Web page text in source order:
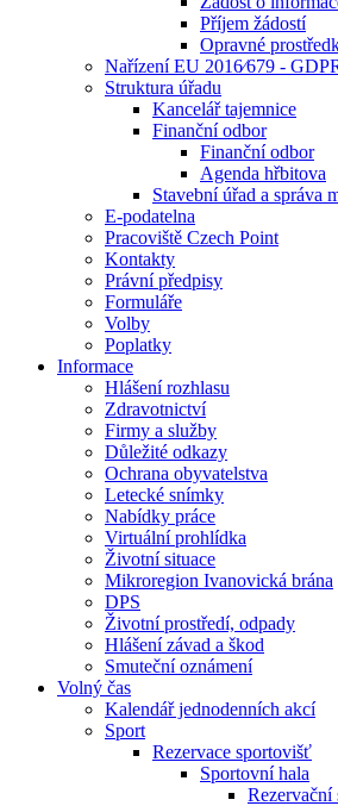
Příjem žádostí
Opravné
Nařízení EU 2016⁄679 -
Struktura úřadu
Kancelář tajemnice
Finanční odbor
Finanční odbor
Agenda hřbitova
Stavební úřad a správa
E-podatelna
Pracoviště Czech Point
Kontakty
Právní předpisy
Formuláře
Volby
Poplatky
Informace
Hlášení rozhlasu
Zdravotnictví
Firmy a služby
Důležité odkazy
Ochrana obyvatelstva
Letecké snímky
Nabídky práce
Virtuální prohlídka
Životní situace
Mikroregion Ivanovická brána
DPS
Životní prostředí, odpady
Hlášení závad a škod
Smuteční oznámení
Volný čas
Kalendář jednodenních akcí
Sport
Rezervace sportovišť
Sportovní hala
Rezervační